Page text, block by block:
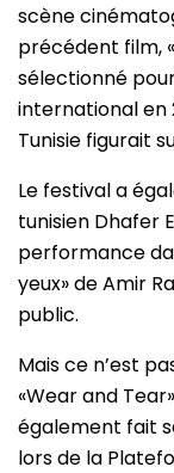
scène
précédent film,
sélectionné
international en
Tunisie figurait
Le festival a
tunisien Dhafer
performance
yeux» de Amir
public.
Mais ce n’est
«Wear and
également fait
lors de la